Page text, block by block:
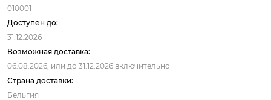
010001
Доступен до:
31.12.2026
Возможная доставка:
06.08.2026, или до 31.12.2026 включительно
Страна доставки:
Бельгия